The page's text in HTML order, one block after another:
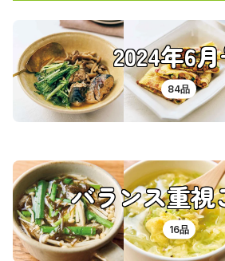
2024年6
84品
バランス重視
16品